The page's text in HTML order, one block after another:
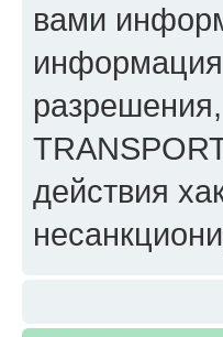
вами
информация
действия